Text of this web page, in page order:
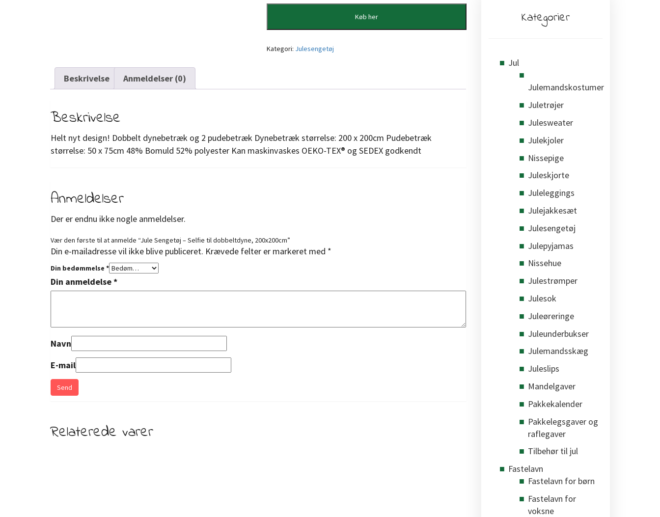
Køb her
Kategori: Julesengetøj
Beskrivelse Anmeldelser (0)
Beskrivelse
Helt nyt design! Dobbelt dynebetræk og 2 pudebetræk Dynebetræk størrelse: 200 x 200cm Pudebetræk
størrelse: 50 x 75cm 48% Bomuld 52% polyester Kan maskinvaskes OEKO-TEX® og SEDEX godkendt
Anmeldelser
Der er endnu ikke nogle anmeldelser.
Vær den første til at anmelde “Jule Sengetøj – Selfie til dobbeltdyne, 200x200cm”
Din e-mailadresse vil ikke blive publiceret. Krævede felter er markeret med *
Din bedømmelse *
Din anmeldelse*
Navn
E-mail
Relaterede varer
Kategorier
Jul
Julemandskostumer
Juletrøjer
Julesweater
Julekjoler
Nissepige
Juleskjorte
Juleleggings
Julejakkesæt
Julesengetøj
Julepyjamas
Nissehue
Julestrømper
Julesok
Juleøreringe
Juleunderbukser
Julemandsskæg
Juleslips
Mandelgaver
Pakkekalender
Pakkelegsgaver og
raflegaver
Tilbehør til jul
Fastelavn
Fastelavn for børn
Fastelavn for
voksne